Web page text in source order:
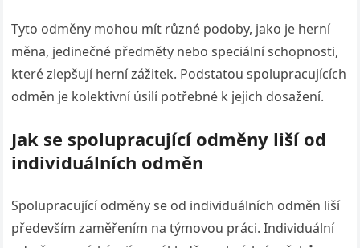
Tyto odměny mohou mít různé podoby, jako je herní
měna, jedinečné předměty nebo speciální schopnosti,
které zlepšují herní zážitek. Podstatou spolupracujících
odměn je kolektivní úsilí potřebné k jejich dosažení.
Jak se spolupracující odměny liší od
individuálních odměn
Spolupracující odměny se od individuálních odměn liší
především zaměřením na týmovou práci. Individuální